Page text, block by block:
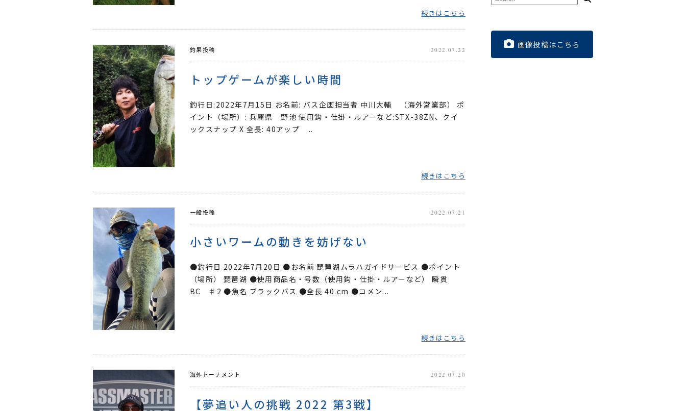
続きはこちら
釣果投稿 2022.07.22
トップゲームが楽しい時間
釣行日:2022年7月15日 お名前: バス企画担当者 中川大輔 （海外営業部） ポ
イント（場所）: 兵庫県 野池 使用鈎・仕掛・ルアーなど:STX-38ZN、クイ
ックスナップ X 全長: 40アップ ...
続きはこちら
一般投稿 2022.07.21
小さいワームの動きを妨げない
●釣行日 2022年7月20日 ●お名前 琵琶湖ムラハガイドサービス ●ポイント
（場所） 琵琶湖 ●使用商品名・号数（使用鈎・仕掛・ルアーなど） 瞬貫
BC ♯2 ●魚名 ブラックバス ●全長 40 cm ●コメン...
続きはこちら
海外トーナメント 2022.07.20
【夢追い人の挑戦 2022 第3戦】
画像投稿はこちら